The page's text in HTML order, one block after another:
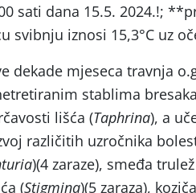
sati dana 15.5. 2024.!;
svibnju iznosi 15,3°C uz
dekade mjeseca travnja
stablima
lišća (Taphrina), a
različitih uzročnika
)(4 zaraze), smeđa
(Stigmina)(5 zaraza),